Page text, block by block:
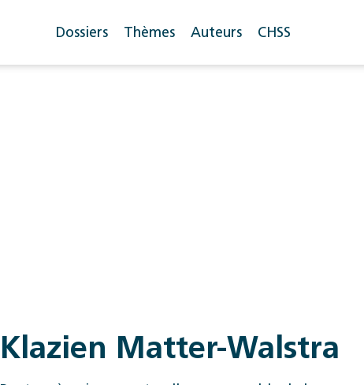
Dossiers Thèmes Auteurs CHSS
Klazien Matter-Walstra